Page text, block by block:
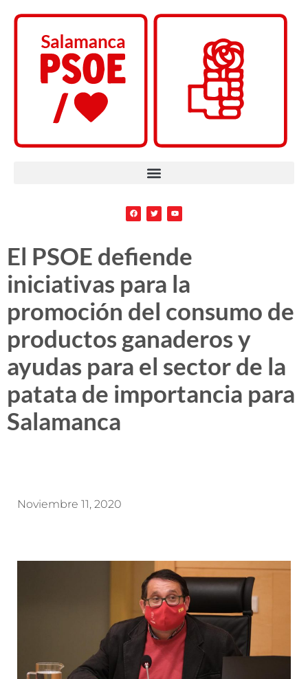
El PSOE defiende
iniciativas para la
promoción del consumo de
productos ganaderos y
ayudas para el sector de la
patata de importancia para
Salamanca
Noviembre 11, 2020